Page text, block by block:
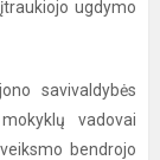
ugdymo
savivaldybės
vadovai
bendrojo